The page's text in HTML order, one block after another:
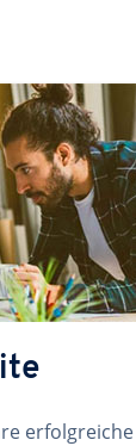
erfolgreiche